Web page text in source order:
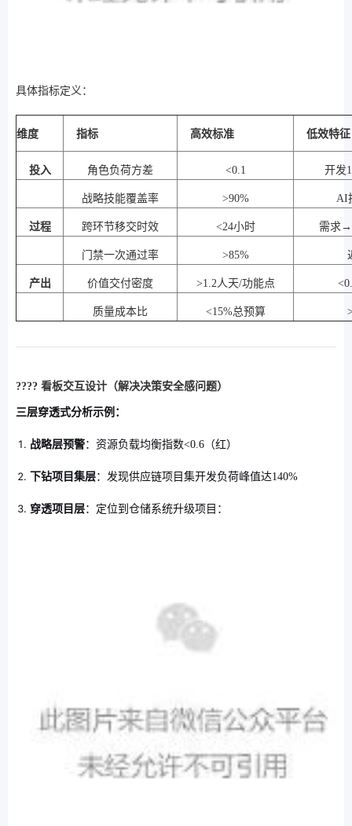
具体指标定义：
维度 指标 高效标准 低效特征
投入 角色负荷方差 <0.1 开发
战略技能覆盖率 >90% AI
过程 跨环节移交时效 <24小时 需求→
门禁一次通过率 >85%
产出 价值交付密度 >1.2人天/功能点
质量成本比 <15%总预算
???? 看板交互设计（解决决策安全感问题）
三层穿透式分析示例：
战略层预警：资源负载均衡指数<0.6（红）
下钻项目集层：发现供应链项目集开发负荷峰值达140%
穿透项目层：定位到仓储系统升级项目：